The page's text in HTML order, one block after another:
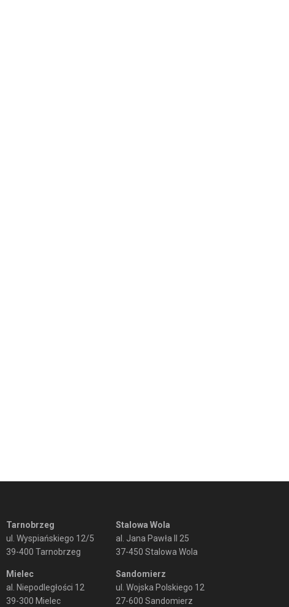
Tarnobrzeg
ul. Wyspiańskiego 12/5
39-400 Tarnobrzeg
Mielec
al. Niepodległości 12
39-300 Mielec
Stalowa Wola
al. Jana Pawła II 25
37-450 Stalowa Wola
Sandomierz
ul. Wojska Polskiego 12
27-600 Sandomierz